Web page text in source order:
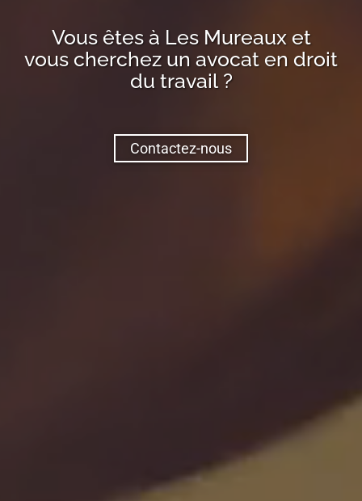
Vous êtes à Les Mureauxet
vous cherchez un avocat en droit
du travail ?
Contactez-nous